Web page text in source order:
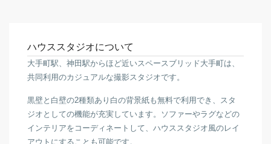
ハウススタジオについて
大手町駅、神田駅からほど近いスペースブリッド大手町は、
共同利用のカジュアルな撮影スタジオです。
黒壁と白壁の2種類あり白の背景紙も無料で利用でき、スタ
ジオとしての機能が充実しています。ソファーやラグなどの
インテリアをコーディネートして、ハウススタジオ風のレイ
アウトにすることも可能です。